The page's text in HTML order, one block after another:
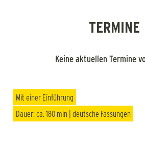
TERMINE
Keine aktuellen Termine
Mit einer Einführung
Dauer: ca. 180 min | deutsche Fassungen